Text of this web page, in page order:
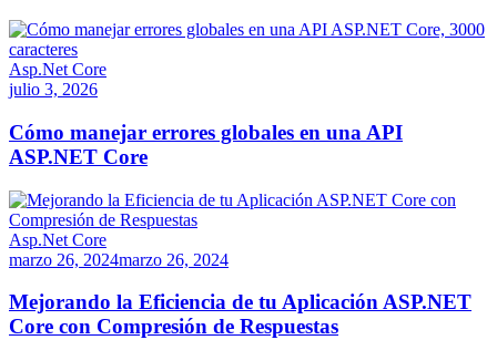
Asp.Net Core
julio 3, 2026
Cómo manejar errores globales en una API
ASP.NET Core
Asp.Net Core
marzo 26, 2024marzo 26, 2024
Mejorando la Eficiencia de tu Aplicación ASP.NET
Core con Compresión de Respuestas